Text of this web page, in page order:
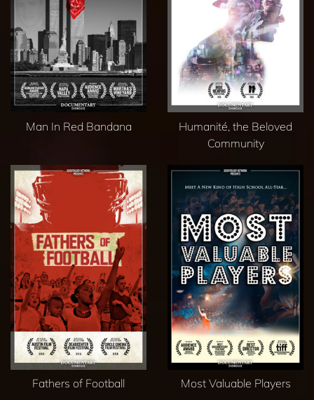
Man In Red Bandana
Humanité, the Beloved
Community
Fathers of Football Most Valuable Players